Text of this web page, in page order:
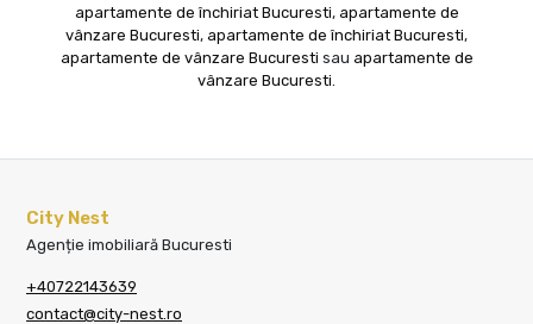
apartamente de închiriat Bucuresti, apartamente de
vânzare Bucuresti, apartamente de închiriat Bucuresti,
apartamente de vânzare Bucuresti sau apartamente de
vânzare Bucuresti
City Nest
Agenție imobiliară Bucuresti
+40722143639
contact@city-nest.ro